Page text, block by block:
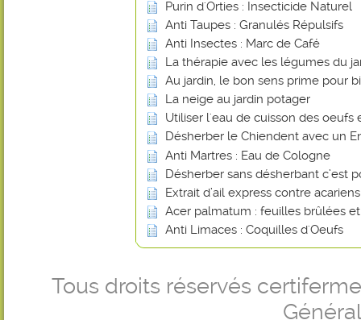
Purin d'Orties : Insecticide Naturel
Anti Taupes : Granulés Répulsifs
Anti Insectes : Marc de Café
La thérapie avec les légumes du
Au jardin, le bon sens prime pour
La neige au jardin potager
Utiliser l'eau de cuisson des oeufs
Désherber le Chiendent avec un
Anti Martres : Eau de Cologne
Désherber sans désherbant c’est
Extrait d’ail express contre
Acer palmatum : feuilles brûlées
Anti Limaces : Coquilles d'Oeufs
Tous droits réservés